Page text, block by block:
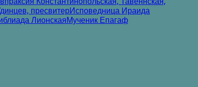
пресвитерИсповедница Ираида
ЛионскаяМученик Епагаф